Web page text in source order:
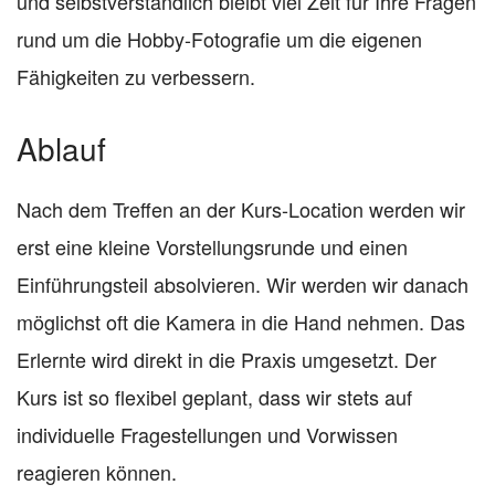
rund um die Hobby-Fotografie um die eigenen
Fähigkeiten zu verbessern.
Ablauf
Nach dem Treffen an der Kurs-Location werden wir
erst eine kleine Vorstellungsrunde und einen
Einführungsteil absolvieren. Wir werden wir danach
möglichst oft die Kamera in die Hand nehmen. Das
Erlernte wird direkt in die Praxis umgesetzt. Der
Kurs ist so flexibel geplant, dass wir stets auf
individuelle Fragestellungen und Vorwissen
reagieren können.